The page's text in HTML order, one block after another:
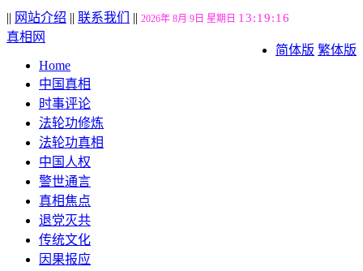
|| 网站介绍 || 联系我们 || 2026年 8月 9日 星期日 13:19:16
简体版 繁体版
真相网
Home
中国真相
时事评论
法轮功修炼
法轮功真相
中国人权
警世通言
真相焦点
退党灭共
传统文化
因果报应